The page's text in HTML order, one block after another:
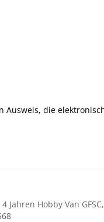
Ausweis, die
Jahren Hobby Van